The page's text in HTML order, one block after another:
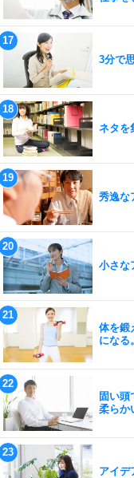
3分で
ネタを
秀逸な
小さな
体を鍛
になる。
固い頭
柔らか
アイデ